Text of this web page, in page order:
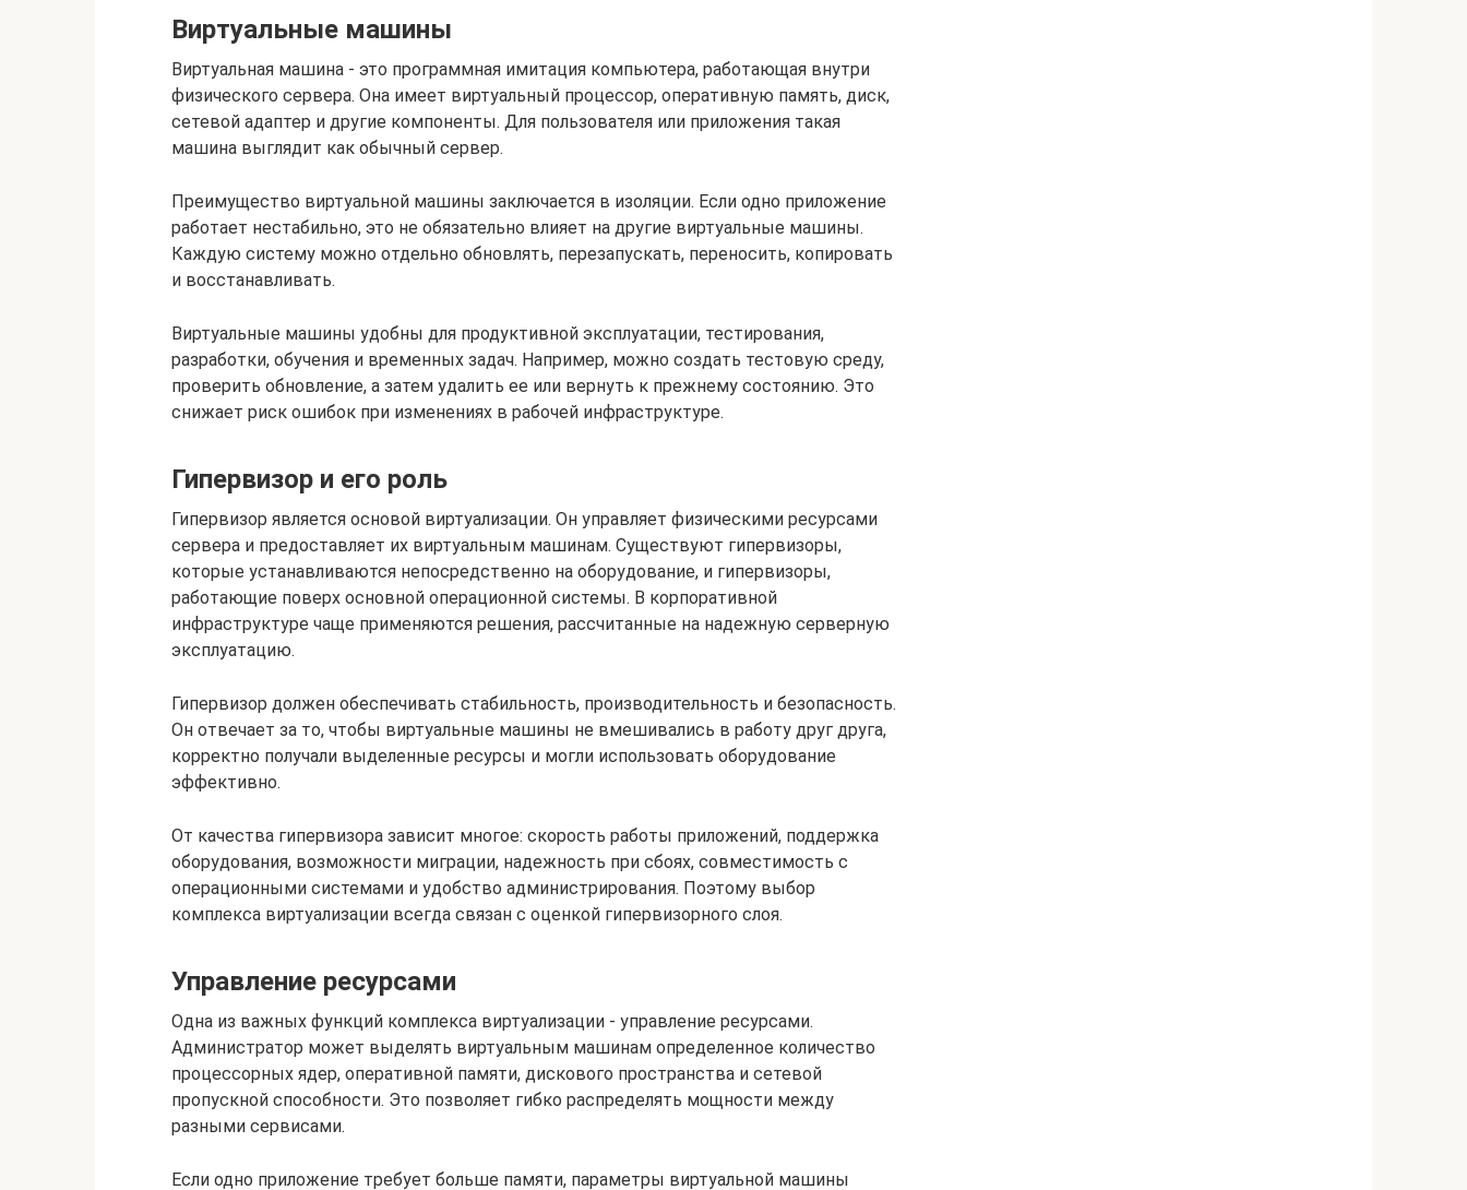
Виртуальные машины
Виртуальная машина - это программная имитация компьютера, работающая внутри
физического сервера. Она имеет виртуальный процессор, оперативную память, диск,
сетевой адаптер и другие компоненты. Для пользователя или приложения такая
машина выглядит как обычный сервер.
Преимущество виртуальной машины заключается в изоляции. Если одно приложение
работает нестабильно, это не обязательно влияет на другие виртуальные машины.
Каждую систему можно отдельно обновлять, перезапускать, переносить, копировать
и восстанавливать.
Виртуальные машины удобны для продуктивной эксплуатации, тестирования,
разработки, обучения и временных задач. Например, можно создать тестовую среду,
проверить обновление, а затем удалить ее или вернуть к прежнему состоянию. Это
снижает риск ошибок при изменениях в рабочей инфраструктуре.
Гипервизор и его роль
Гипервизор является основой виртуализации. Он управляет физическими ресурсами
сервера и предоставляет их виртуальным машинам. Существуют гипервизоры,
которые устанавливаются непосредственно на оборудование, и гипервизоры,
работающие поверх основной операционной системы. В корпоративной
инфраструктуре чаще применяются решения, рассчитанные на надежную серверную
эксплуатацию.
Гипервизор должен обеспечивать стабильность, производительность и безопасность.
Он отвечает за то, чтобы виртуальные машины не вмешивались в работу друг друга,
корректно получали выделенные ресурсы и могли использовать оборудование
эффективно.
От качества гипервизора зависит многое: скорость работы приложений, поддержка
оборудования, возможности миграции, надежность при сбоях, совместимость с
операционными системами и удобство администрирования. Поэтому выбор
комплекса виртуализации всегда связан с оценкой гипервизорного слоя.
Управление ресурсами
Одна из важных функций комплекса виртуализации - управление ресурсами.
Администратор может выделять виртуальным машинам определенное количество
процессорных ядер, оперативной памяти, дискового пространства и сетевой
пропускной способности. Это позволяет гибко распределять мощности между
разными сервисами.
Если одно приложение требует больше памяти, параметры виртуальной машины